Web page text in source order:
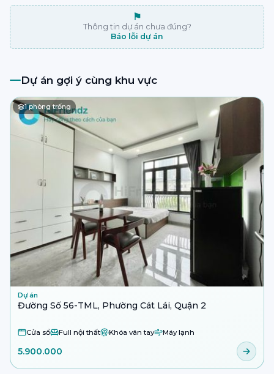
⚑
Thông tin dự án chưa đúng?
Báo lỗi dự án
Dự án gợi ý cùng khu vực
1phòng trống
Dự án
Đường Số 56-TML, Phường Cát Lái, Quận 2
Cửa sổ Full nội thất Khóa vân tay Máy lạnh
5.900.000